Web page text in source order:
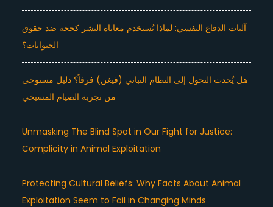
آليات الدفاع النفسي: لماذا تُستخدم معاناة البشر كحجة ضد حقوق
الحيوانات؟
هل يُحدث التحول إلى النظام النباتي (فيغن) فرقاً؟ دليل مستوحى
من تجربة الصيام المسيحي
Unmasking The Blind Spot in Our Fight for Justice:
Complicity in Animal Exploitation
Protecting Cultural Beliefs: Why Facts About Animal
Exploitation Seem to Fail in Changing Minds